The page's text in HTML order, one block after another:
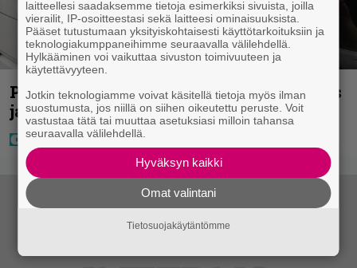
Poliisilla tehovalvonta – tästä kysymys
ja näin kauan kestää
laitteellesi saadaksemme tietoja esimerkiksi sivuista, joilla
vierailit, IP-osoitteestasi sekä laitteesi ominaisuuksista.
Pääset tutustumaan yksityiskohtaisesti käyttötarkoituksiin ja
teknologiakumppaneihimme seuraavalla välilehdellä.
Hylkääminen voi vaikuttaa sivuston toimivuuteen ja
käytettävyyteen.
Jotkin teknologiamme voivat käsitellä tietoja myös ilman
suostumusta, jos niillä on siihen oikeutettu peruste. Voit
vastustaa tätä tai muuttaa asetuksiasi milloin tahansa
seuraavalla välilehdellä.
Hyväksyn kaikki
Omat valintani
Tietosuojakäytäntömme